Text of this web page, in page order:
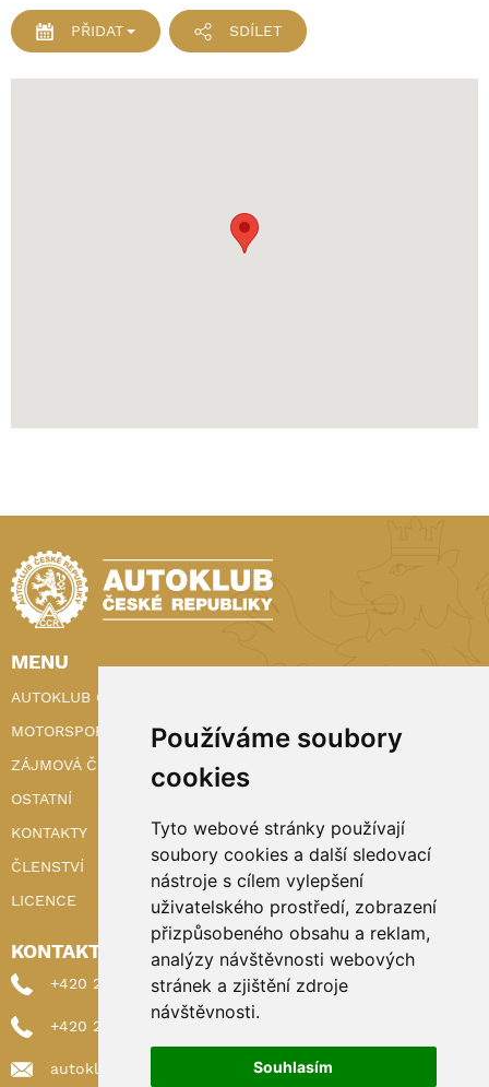
Používáme soubory
cookies
Tyto webové stránky používají
soubory cookies a další sledovací
nástroje s cílem vylepšení
uživatelského prostředí, zobrazení
přizpůsobeného obsahu a reklam,
analýzy návštěvnosti webových
stránek a zjištění zdroje
návštěvnosti.
Souhlasím
PŘIDAT SDÍLET
MENU
AUTOKLUB ČR
MOTORSPORT
ZÁJMOVÁ ČINNOST
OSTATNÍ
KONTAKTY
ČLENSTVÍ
LICENCE
KONTAKTY
+420 222 898 224 (sekretariat)
+420 222 898 221 (členství)
autoklub@autoklub.cz